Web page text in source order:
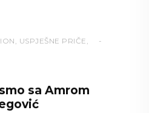
, USPJEŠNE PRIČE ,
sa Amrom